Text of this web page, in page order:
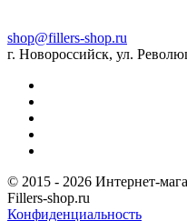
shop@fillers-shop.ru
г. Новороссийск, ул.
© 2015 - 2026 Интернет-
Fillers-shop.ru
Конфиденциальность